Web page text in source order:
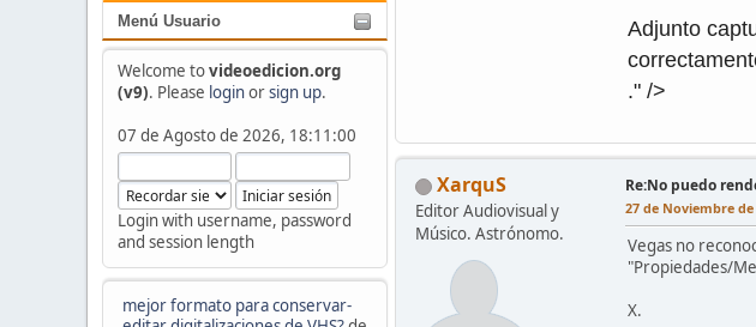
Menú Usuario
Welcome tovideoedicion.org
(v9). Please loginorsign up.
07 de Agosto de 2026, 18:11:00
Login with username, password
and session length
mejor formato para conservar-
Adjunto
." />
XarquS
Editor Audiovisual y
Músico. Astrónomo.
Re:No puedo
27 de Noviembre de
Vegas no
"Propiedades/
X.